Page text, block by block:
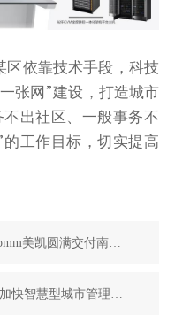
区依靠技术手段，科技
张网”建设，打造城市
出社区、一般事务不
工作目标，切实提高
美凯圆满交付南京
快智慧型城市管理建